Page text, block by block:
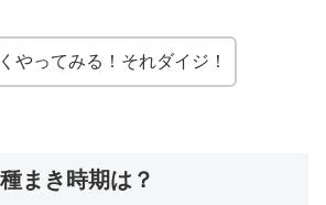
やってみる！それダイジ！
まき時期は？